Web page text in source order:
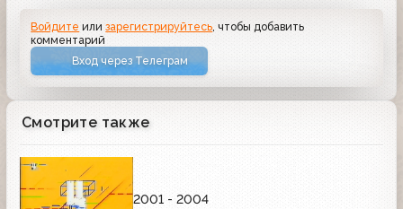
Войдите илизарегистрируйтесь, чтобы добавить
комментарий
Вход через Телеграм
Смотрите также
2001 - 2004